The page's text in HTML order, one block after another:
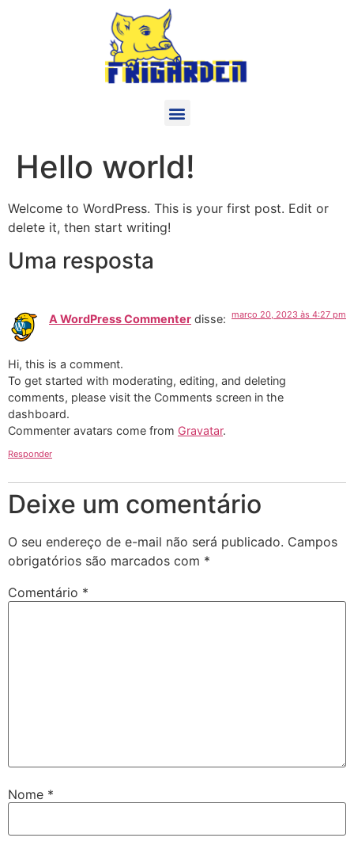
Hello world!
Welcome to WordPress. This is your first post. Edit or
delete it, then start writing!
Uma resposta
A WordPress Commenter disse: março 20, 2023 às 4:27 pm
Hi, this is a comment.
To get started with moderating, editing, and deleting
comments, please visit the Comments screen in the
dashboard.
Commenter avatars come from Gravatar.
Responder
Deixe um comentário
O seu endereço de e-mail não será publicado. Campos
obrigatórios são marcados com *
Comentário *
Nome *